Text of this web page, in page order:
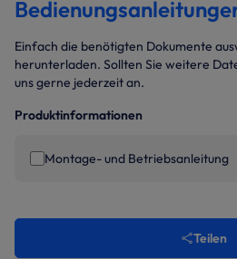
Einfach die benötigten Dokumente
herunterladen. Sollten Sie weitere
uns gerne jederzeit an.
Produktinformationen
Montage- und Betriebsanleitung
Teilen